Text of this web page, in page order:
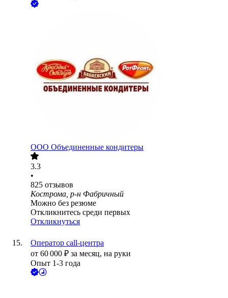
ООО Объединенные кондитеры
3.3
•
825 отзывов
Кострома, р-н Фабричный
Можно без резюме
Откликнитесь среди первых
Откликнуться
Оператор call-центра
от 60 000 ₽ за месяц, на руки
Опыт 1-3 года